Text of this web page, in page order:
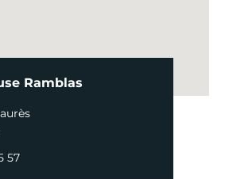
Ramblas
57